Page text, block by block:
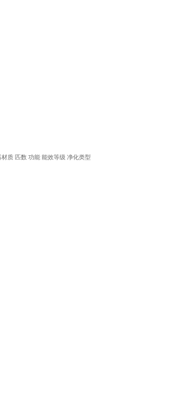
材质 匹数 功能 能效等级 净化类型